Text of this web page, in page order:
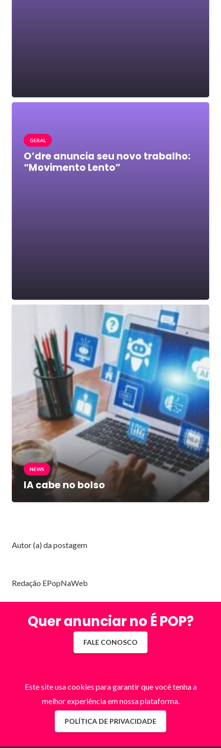
GERAL
O’dre anuncia seu novo trabalho:
“Movimento Lento”
NEWS
IA cabe no bolso
Autor (a) da postagem
Redação EPopNaWeb
Quer anunciar no É POP?
FALE CONOSCO
Este site usa cookies para garantir que você tenha a
melhor experiência em nossa plataforma.
POLÍTICA DE PRIVACIDADE